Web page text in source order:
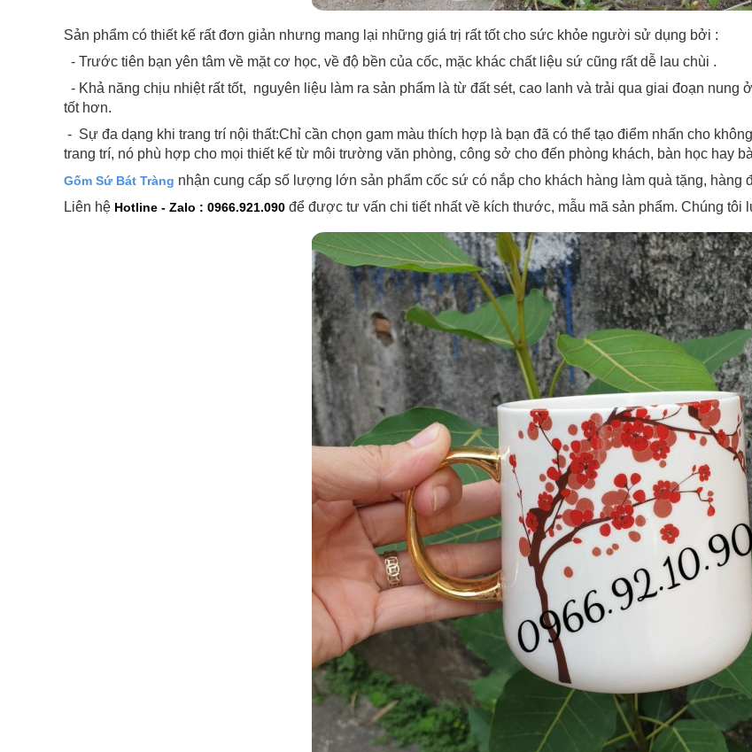
Sản phẩm có thiết kế rất đơn giản nhưng mang lại những giá trị rất tốt cho sức khỏe người sử dụng bởi :
- Trước tiên bạn yên tâm về mặt cơ học, về độ bền của cốc, mặc khác chất liệu sứ cũng rất dễ lau chùi .
- Khả năng chịu nhiệt rất tốt, nguyên liệu làm ra sản phẩm là từ đất sét, cao lanh và trải qua giai đoạn nung
tốt hơn.
- Sự đa dạng khi trang trí nội thất:Chỉ cần chọn gam màu thích hợp là bạn đã có thể tạo điểm nhấn cho
trang trí, nó phù hợp cho mọi thiết kế từ môi trường văn phòng, công sở cho đến phòng khách, bàn học hay
Gốm Sứ Bát Tràng nhận cung cấp số lượng lớn sản phẩm cốc sứ có nắp cho khách hàng làm quà tặng,
Liên hệ Hotline - Zalo : 0966.921.090 để được tư vấn chi tiết nhất về kích thước, mẫu mã sản phẩm. Chúng tôi